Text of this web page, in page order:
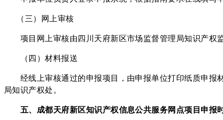
（三）网上审核
项目网上审核由四川天府新区市场监督管理局知识产权
（四）材料报送
经线上审核通过的申报项目，由申报单位打印纸质申报
局知识产权处。
五、 成都天府新区知识产权信息公共服务网点项目申报